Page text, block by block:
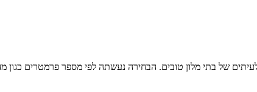
של בתי מלון טובים. הבחירה נעשתה לפי מספר פרמטרים כגון